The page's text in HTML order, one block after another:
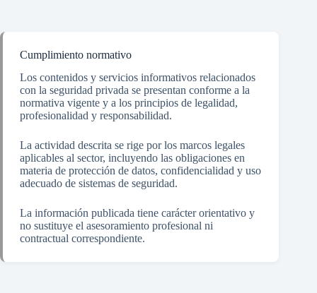
Cumplimiento normativo
Los contenidos y servicios informativos relacionados
con la seguridad privada se presentan conforme a la
normativa vigente y a los principios de legalidad,
profesionalidad y responsabilidad.
La actividad descrita se rige por los marcos legales
aplicables al sector, incluyendo las obligaciones en
materia de protección de datos, confidencialidad y uso
adecuado de sistemas de seguridad.
La información publicada tiene carácter orientativo y
no sustituye el asesoramiento profesional ni
contractual correspondiente.